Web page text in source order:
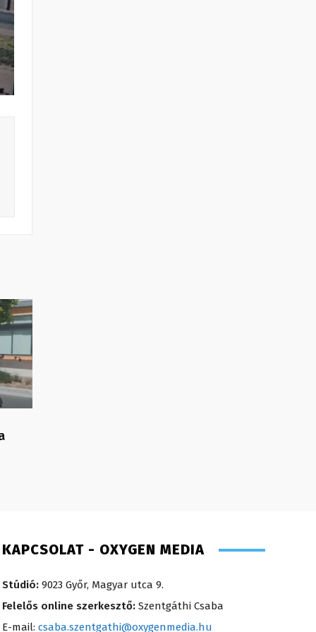
KAPCSOLAT - OXYGEN MEDIA
Stúdió: 9023 Győr, Magyar utca 9.
Felelős online szerkesztő: Szentgáthi Csaba
E-mail: csaba.szentgathi@oxygenmedia.hu